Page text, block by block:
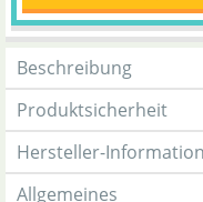
Beschreibung
Produktsicherheit
Hersteller-
Allgemeines